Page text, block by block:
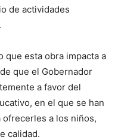
de actividades
que esta obra impacta a
que el Gobernador
a favor del
en el que se han
a los niños,
calidad.